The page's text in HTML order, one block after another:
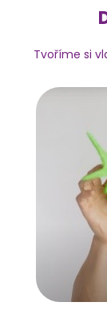
Tvoříme si